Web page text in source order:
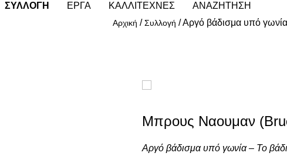
ΣΥΛΛΟΓΗ ΕΡΓΑ ΚΑΛΛΙΤΕΧΝΕΣ ΑΝΑΖΗΤΗΣΗ
Αρχική /Συλλογή /Αργό βάδισμα υπό
Μπρους Ναουμαν
Αργό βάδισμα υπό γωνία – Το